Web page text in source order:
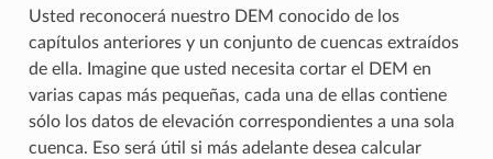
Usted reconocerá nuestro DEM conocido de los
capítulos anteriores y un conjunto de cuencas extraídos
de ella. Imagine que usted necesita cortar el DEM en
varias capas más pequeñas, cada una de ellas contiene
sólo los datos de elevación correspondientes a una sola
cuenca. Eso será útil si más adelante desea calcular